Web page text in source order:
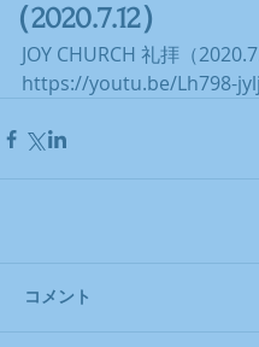
（2020.7.12）
JOY CHURCH 礼拝（
https://youtu.be/Lh798-
コメント